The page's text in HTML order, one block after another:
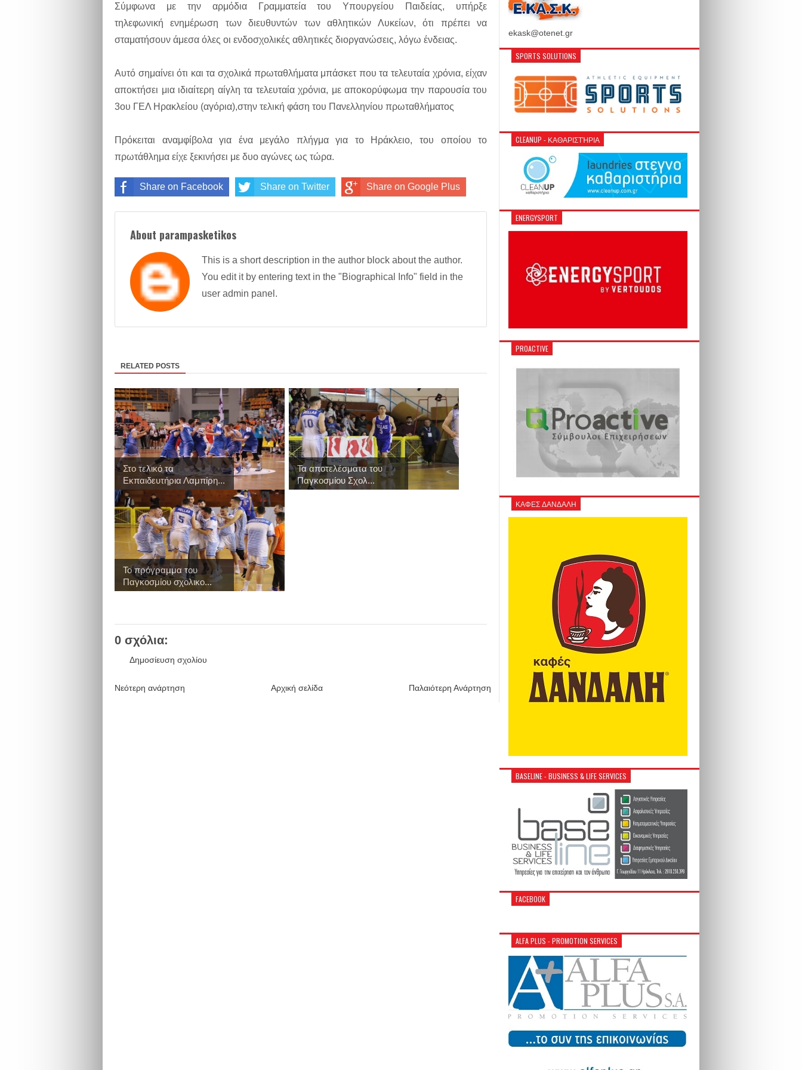
Σύμφωνα με την αρμόδια Γραμματεία του Υπουργείου Παιδείας, υπήρξε
τηλεφωνική ενημέρωση των διευθυντών των αθλητικών Λυκείων, ότι πρέπει να
σταματήσουν άμεσα όλες οι ενδοσχολικές αθλητικές διοργανώσεις, λόγω ένδειας.
Αυτό σημαίνει ότι και τα σχολικά πρωταθλήματα μπάσκετ που τα τελευταία χρόνια, είχαν
αποκτήσει μια ιδιαίτερη αίγλη τα τελευταία χρόνια, με αποκορύφωμα την παρουσία του
3ου ΓΕΛ Ηρακλείου (αγόρια),στην τελική φάση του Πανελληνίου πρωταθλήματος
Πρόκειται αναμφίβολα για ένα μεγάλο πλήγμα για το Ηράκλειο, του οποίου το
πρωτάθλημα είχε ξεκινήσει με δυο αγώνες ως τώρα.
Share on Facebook Share on Twitter Share on Google Plus
About parampasketikos
This is a short description in the author block about the author.
You edit it by entering text in the "Biographical Info" field in the
user admin panel.
RELATED POSTS
Στο τελικό τα
Εκπαιδευτήρια Λαμπίρη...
Τα αποτελέσματα του
Παγκοσμίου Σχολ...
Το πρόγραμμα του
Παγκοσμίου σχολικο...
0 σχόλια:
Δημοσίευση σχολίου
Νεότερη ανάρτηση Παλαιότερη Ανάρτηση
Αρχική σελίδα
ekask@otenet.gr
SPORTS SOLUTIONS
CLEANUP - ΚΑΘΑΡΙΣΤΉΡΙΑ
ENERGYSPORT
PROACTIVE
ΚΑΦΕΣ ΔΑΝΔΑΛΗ
BASELINE - BUSINESS & LIFE SERVICES
FACEBOOK
ALFA PLUS - PROMOTION SERVICES